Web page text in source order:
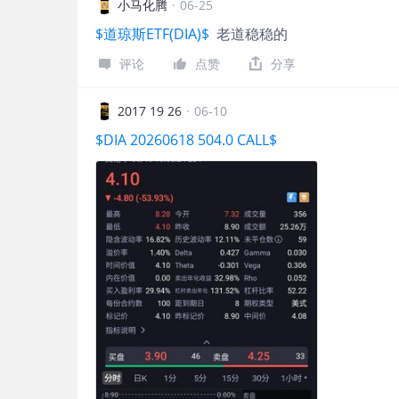
这就是市场通过下跌在提醒我该多学习的明确
开始超配一些贝塔更高的长久期资产，结果虽
破，但好在并未减仓并坚持策略，最后也成功实
小马化腾 · 06-25
$道琼斯ETF(DIA)$ 老道稳稳的
评论 点赞 分享
2017 19 26 · 06-10
$DIA 20260618 504.0 CALL$